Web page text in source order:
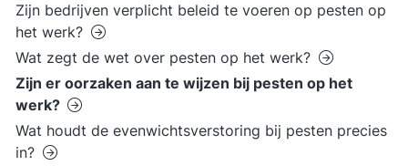
Zijn bedrijven verplicht beleid te voeren op pesten op
het werk?
Wat zegt de wet over pesten op het werk?
Zijn er oorzaken aan te wijzen bij pesten op het
werk?
Wat houdt de evenwichtsverstoring bij pesten precies
in?